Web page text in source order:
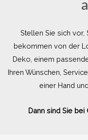
Stellen Sie sich vor,
bekommen von der
Deko, einem
Ihren Wünschen,
einer Hand
Dann sind Sie bei